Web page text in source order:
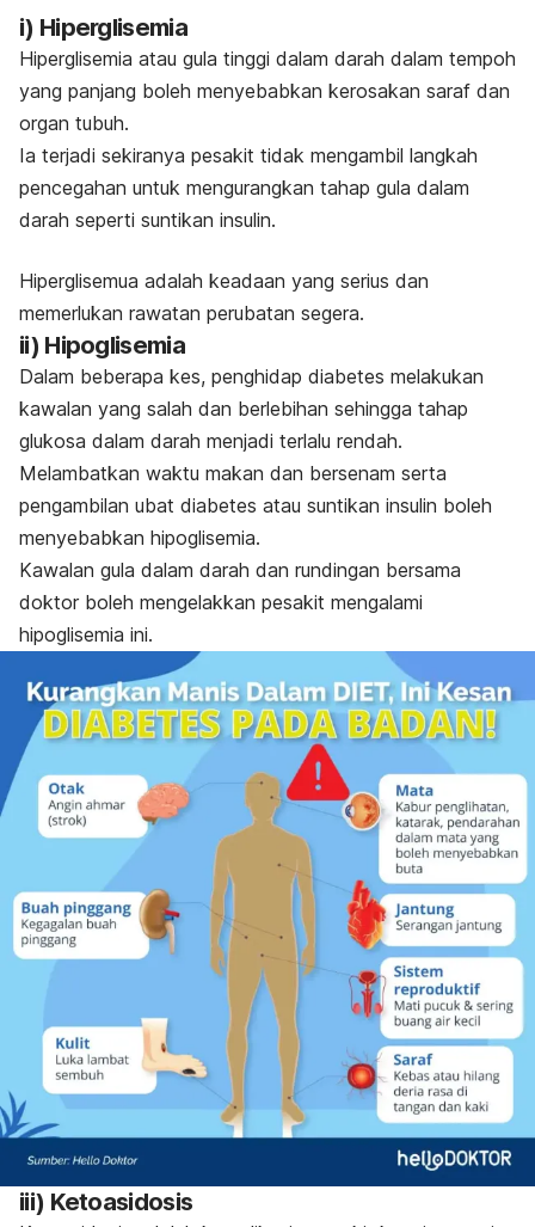
i) Hiperglisemia
Hiperglisemia atau gula tinggi dalam darah dalam tempoh
yang panjang boleh menyebabkan kerosakan saraf dan
organ tubuh.
Ia terjadi sekiranya pesakit tidak mengambil langkah
pencegahan untuk mengurangkan tahap gula dalam
darah seperti suntikan insulin.
Hiperglisemua adalah keadaan yang serius dan
memerlukan rawatan perubatan segera.
ii) Hipoglisemia
Dalam beberapa kes, penghidap diabetes melakukan
kawalan yang salah dan berlebihan sehingga tahap
glukosa dalam darah menjadi terlalu rendah.
Melambatkan waktu makan dan bersenam serta
pengambilan ubat diabetes atau suntikan insulin boleh
menyebabkan hipoglisemia.
Kawalan gula dalam darah dan rundingan bersama
doktor boleh mengelakkan pesakit mengalami
hipoglisemia ini.
iii) Ketoasidosis